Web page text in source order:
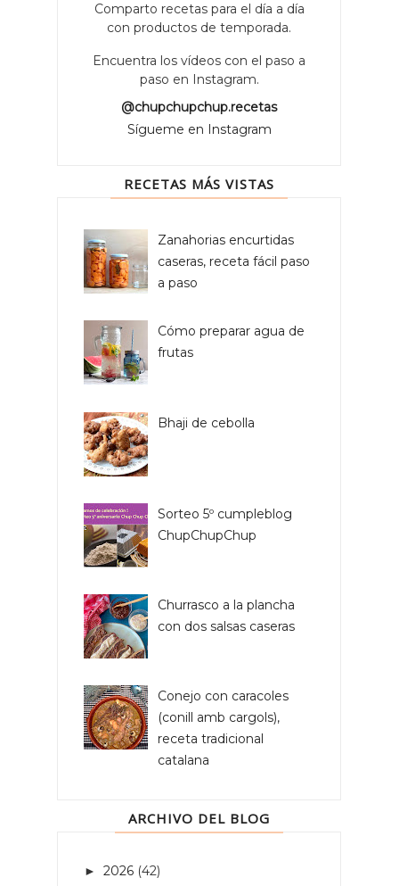
Comparto recetas para el día a día
con productos de temporada.
Encuentra los vídeos con el paso a
paso en Instagram.
@chupchupchup.recetas
Sígueme en Instagram
RECETAS MÁS VISTAS
Zanahorias encurtidas
caseras, receta fácil paso
a paso
Cómo preparar agua de
frutas
Bhaji de cebolla
Sorteo 5º cumpleblog
ChupChupChup
Churrasco a la plancha
con dos salsas caseras
Conejo con caracoles
(conill amb cargols),
receta tradicional
catalana
ARCHIVO DEL BLOG
► 2026 (42)